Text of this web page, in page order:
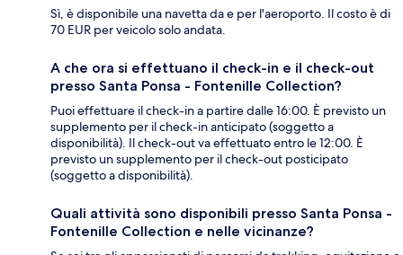
Sì, è disponibile una navetta da e per l'aeroporto. Il costo è di
70 EUR per veicolo solo andata.
A che ora si effettuano il check-in e il check-out
presso Santa Ponsa - Fontenille Collection?
Puoi effettuare il check-in a partire dalle 16:00. È previsto un
supplemento per il check-in anticipato (soggetto a
disponibilità). Il check-out va effettuato entro le 12:00. È
previsto un supplemento per il check-out posticipato
(soggetto a disponibilità).
Quali attività sono disponibili presso Santa Ponsa -
Fontenille Collection e nelle vicinanze?